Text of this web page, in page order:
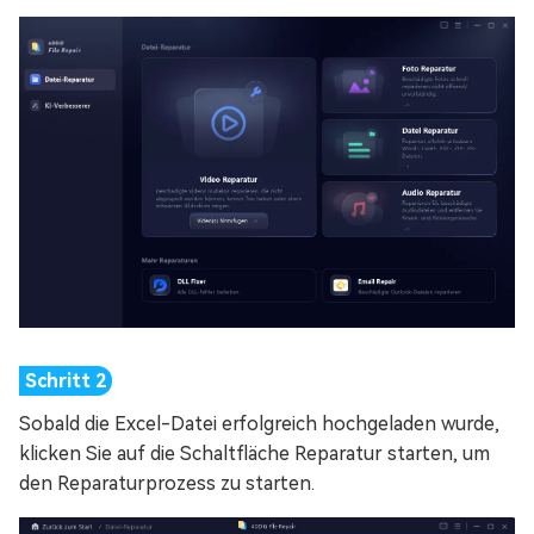
Sobald die Excel-Datei erfolgreich hochgeladen wurde,
klicken Sie auf die Schaltfläche Reparatur starten, um
den Reparaturprozess zu starten.